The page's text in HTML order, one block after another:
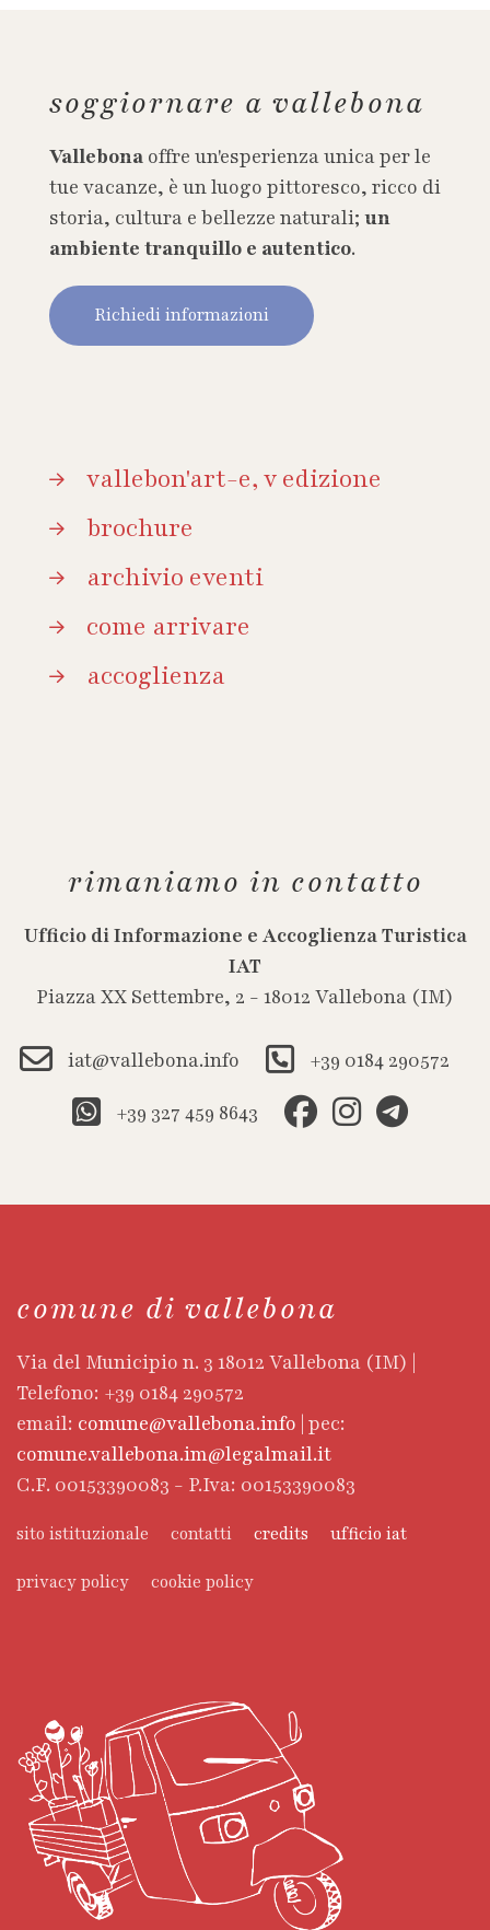
soggiornare a vallebona
Vallebona offre un'esperienza unica per le
tue vacanze, è un luogo pittoresco, ricco di
storia, cultura e bellezze naturali; un
ambiente tranquillo e autentico.
Richiedi informazioni
vallebon'art-e, v edizione
brochure
archivio eventi
come arrivare
accoglienza
rimaniamo in contatto
Ufficio di Informazione e Accoglienza Turistica
IAT
Piazza XX Settembre, 2 - 18012 Vallebona (IM)
iat@vallebona.info
+39 0184 290572
+39 327 459 8643
comune di vallebona
Via del Municipio n. 3 18012 Vallebona (IM) |
Telefono: +39 0184 290572
email: comune@vallebona.info | pec:
comune.vallebona.im@legalmail.it
C.F. 00153390083 - P.Iva: 00153390083
sito istituzionale contatti credits ufficio iat
privacy policy cookie policy